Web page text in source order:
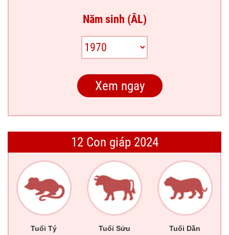
Năm sinh (ÂL)
12 Con giáp 2024
Tuổi Tý Tuổi Sửu Tuổi Dần